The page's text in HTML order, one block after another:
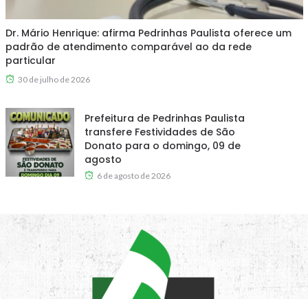
Dr. Mário Henrique: afirma Pedrinhas Paulista oferece um
padrão de atendimento comparável ao da rede
particular
30 de julho de 2026
Prefeitura de Pedrinhas Paulista
transfere Festividades de São
Donato para o domingo, 09 de
agosto
6 de agosto de 2026